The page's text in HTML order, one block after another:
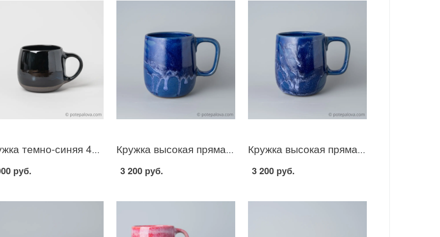
Кружка темно-синяя 420 мл - 8
руб.
Кружка высокая прямая "Море лаванды" 500 мл - 1
3 200 руб.
Кружка высокая прямая "Море лаванды" 500 мл - 2
3 200 руб.